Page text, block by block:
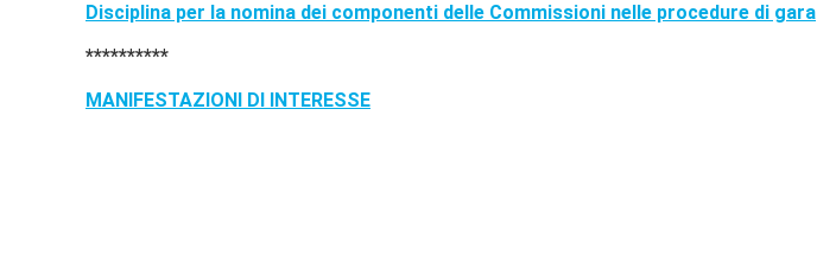
Disciplina per la nomina dei componenti delle Commissioni nelle procedure di gara
**********
MANIFESTAZIONI DI INTERESSE